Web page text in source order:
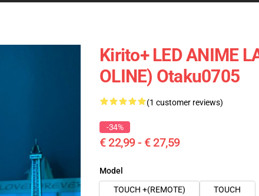
Kirito+ LED ANIME
OLINE) Otaku0705
(1 customer reviews)
-34%
€ 22,99 - € 27,59
Model
TOUCH +(REMOTE)
TOUCH